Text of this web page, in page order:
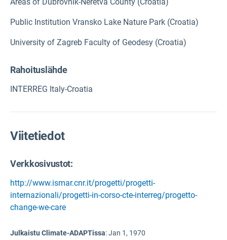
Areas of Dubrovnik-Neretva County (Croatia)
Public Institution Vransko Lake Nature Park (Croatia)
University of Zagreb Faculty of Geodesy (Croatia)
Rahoituslähde
INTERREG Italy-Croatia
Viitetiedot
Verkkosivustot:
http://www.ismar.cnr.it/progetti/progetti-
internazionali/progetti-in-corso-cte-interreg/progetto-
change-we-care
Julkaistu Climate-ADAPTissa:Jan 1, 1970